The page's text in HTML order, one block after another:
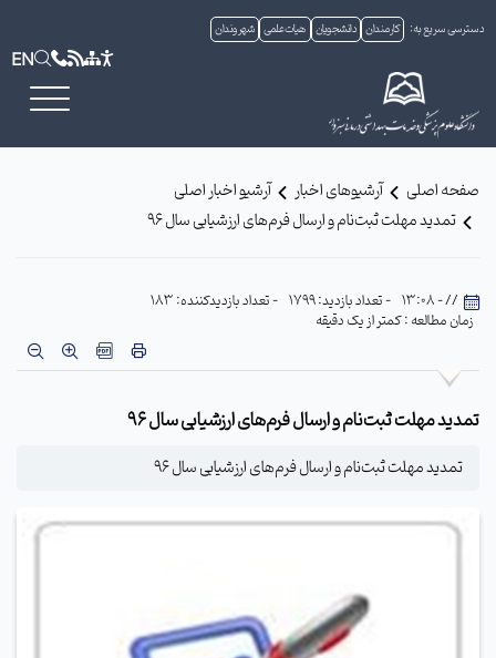
دسترسی سریع به: کارمندان دانشجویان هیات علمی شهروندان
EN
صفحه اصلی آرشیوهای اخبار
آرشیو اخبار اصلی
تمدید مهلت ثبت‌نام و ارسال فرم‌های ارزشیابی سال 96
// - 13:08 - تعداد بازدید: 1799
- تعداد بازدیدکننده: 183
زمان مطالعه : کمتر از یک دقیقه
تمدید مهلت ثبت‌نام و ارسال فرم‌های ارزشیابی سال 96
تمدید مهلت ثبت‌نام و ارسال فرم‌های ارزشیابی سال 96